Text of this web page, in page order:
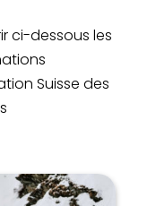
ci-dessous les
Suisse des